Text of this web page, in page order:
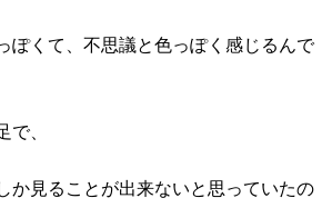
ぽくて、不思議と色っぽく感じるんで
で、
か見ることが出来ないと思っていたの